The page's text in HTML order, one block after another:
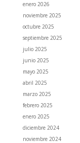
enero 2026
noviembre 2025
octubre 2025
septiembre 2025
julio 2025
junio 2025
mayo 2025
abril 2025
marzo 2025
febrero 2025
enero 2025
diciembre 2024
noviembre 2024